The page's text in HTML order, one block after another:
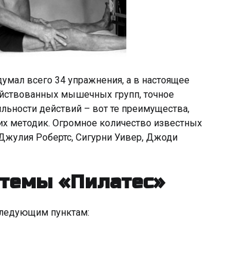
всего 34 упражнения, а в настоящее
мышечных групп, точное
действий – вот те преимущества,
методик. Огромное количество известных
Робертс, Сигурни Уивер, Джоди
«Пилатес»
пунктам: